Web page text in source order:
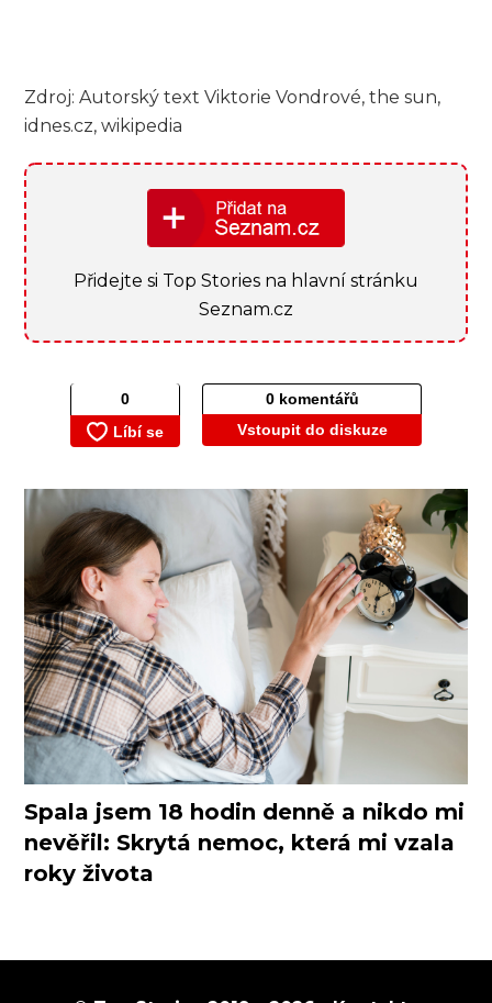
Zdroj: Autorský text Viktorie Vondrové, the sun,
idnes.cz, wikipedia
Přidejte si Top Stories na hlavní stránku
Seznam.cz
0 komentářů
Vstoupit do diskuze
Spala jsem 18 hodin denně a nikdo mi
nevěřil: Skrytá nemoc, která mi vzala
roky života